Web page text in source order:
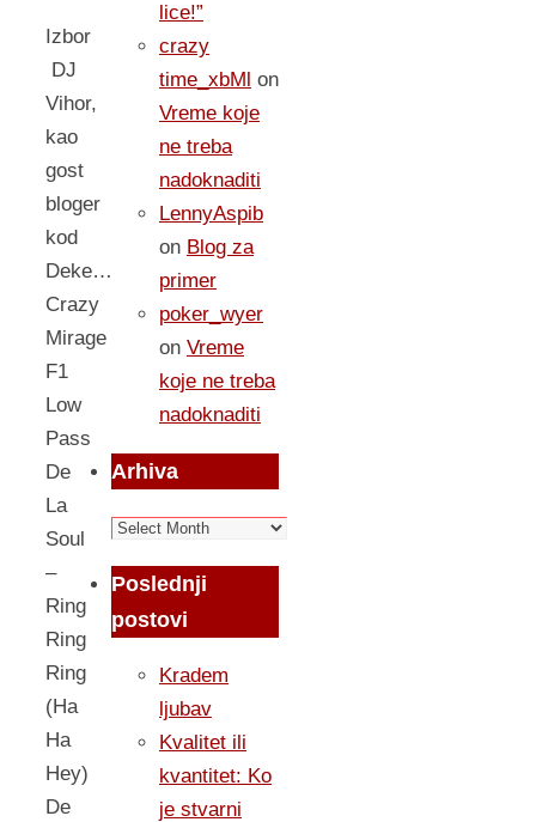
Izbor
DJ
Vihor,
kao
gost
bloger
kod
Deke…
Crazy
Mirage
F1
Low
Pass
De
La
Soul
–
Ring
Ring
Ring
(Ha
Ha
Hey)
De
lice!”
crazy
time_xbMl on
Vreme koje
ne treba
nadoknaditi
LennyAspib
on Blog za
primer
poker_wyer
on Vreme
koje ne treba
nadoknaditi
Arhiva
Arhiva
Poslednji
postovi
Kradem
ljubav
Kvalitet ili
kvantitet: Ko
je stvarni